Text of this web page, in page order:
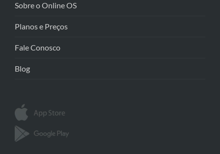
Sobre o Online OS
Planos e Preços
Fale Conosco
Blog